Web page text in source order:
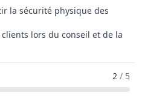
la sécurité physique des
lors du conseil et de la
De Eleveur / Eleveuse
2 / 5